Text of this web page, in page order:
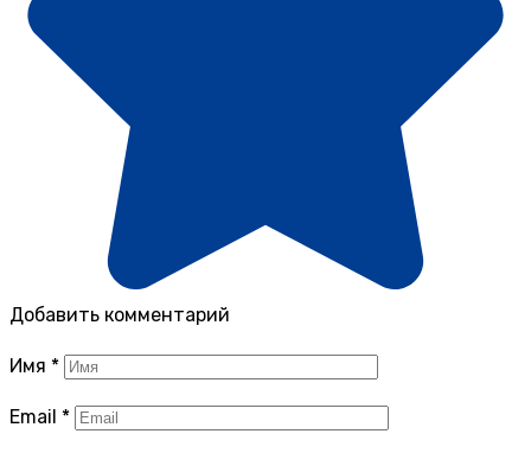
Добавить комментарий
Имя *
Email *